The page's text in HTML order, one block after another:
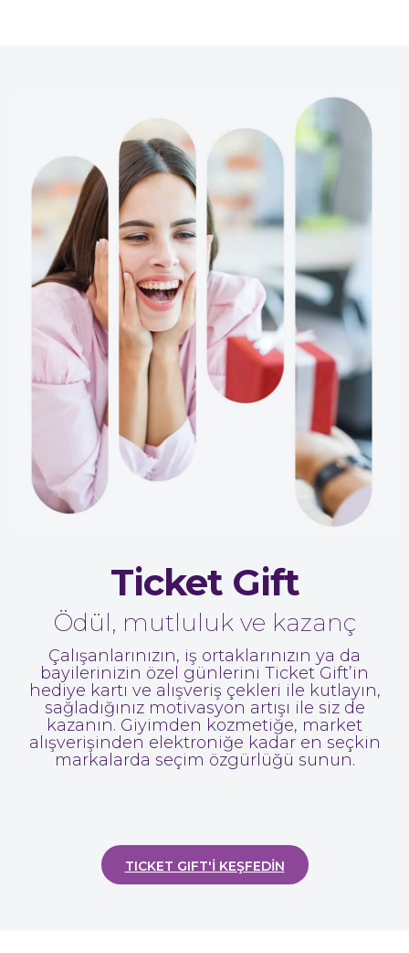
Ticket Gift
Ödül, mutluluk ve kazanç
Çalışanlarınızın, iş ortaklarınızın ya da
bayilerinizin özel günlerini Ticket Gift’in
hediye kartı ve alışveriş çekleri ile kutlayın,
sağladığınız motivasyon artışı ile siz de
kazanın. Giyimden kozmetiğe, market
alışverişinden elektroniğe kadar en seçkin
markalarda seçim özgürlüğü sunun.
TICKET GIFT'İ KEŞFEDİN